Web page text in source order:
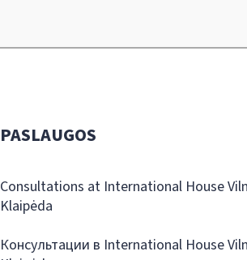
PASLAUGOS
Consultations at International House
Klaipėda
Консультации в International House